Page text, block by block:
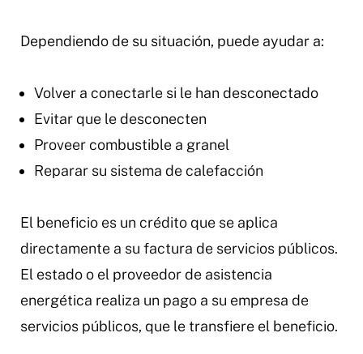
Dependiendo de su situación, puede ayudar a:
Volver a conectarle si le han desconectado
Evitar que le desconecten
Proveer combustible a granel
Reparar su sistema de calefacción
El beneficio es un crédito que se aplica
directamente a su factura de servicios públicos.
El estado o el proveedor de asistencia
energética realiza un pago a su empresa de
servicios públicos, que le transfiere el beneficio.